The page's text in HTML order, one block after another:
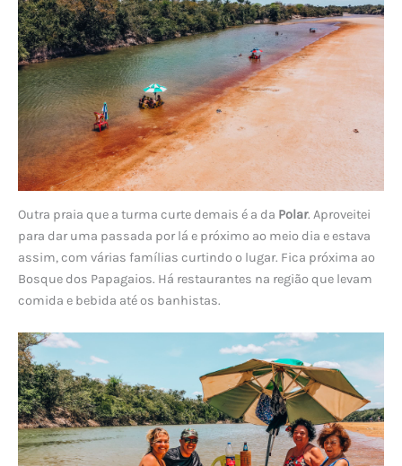
Outra praia que a turma curte demais é a da Polar. Aproveitei
para dar uma passada por lá e próximo ao meio dia e estava
assim, com várias famílias curtindo o lugar. Fica próxima ao
Bosque dos Papagaios. Há restaurantes na região que levam
comida e bebida até os banhistas.